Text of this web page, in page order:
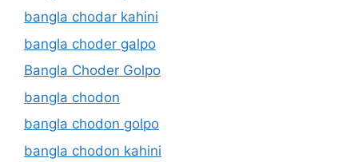
bangla chodar kahini
bangla choder galpo
Bangla Choder Golpo
bangla chodon
bangla chodon golpo
bangla chodon kahini